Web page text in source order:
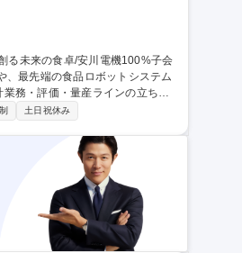
務・評価・量産ラインの立ち上
設計最適化・製造におけるメーカ
る未来の食卓/安川電機100%子会社
土日祝休み